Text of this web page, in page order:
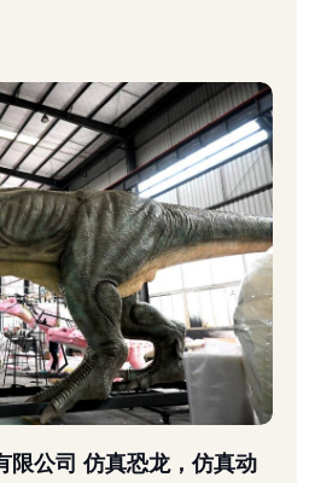
限公司 仿真恐龙，仿真动